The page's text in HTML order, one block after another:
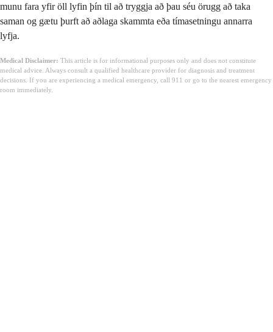
munu fara yfir öll lyfin þín til að tryggja að þau séu örugg að taka
saman og gætu þurft að aðlaga skammta eða tímasetningu annarra
lyfja.
Medical Disclaimer: This article is for informational purposes only and does not constitute
medical advice. Always consult a qualified healthcare provider for diagnosis and treatment
decisions. If you are experiencing a medical emergency, call 911 or go to the nearest emergency
room immediately.